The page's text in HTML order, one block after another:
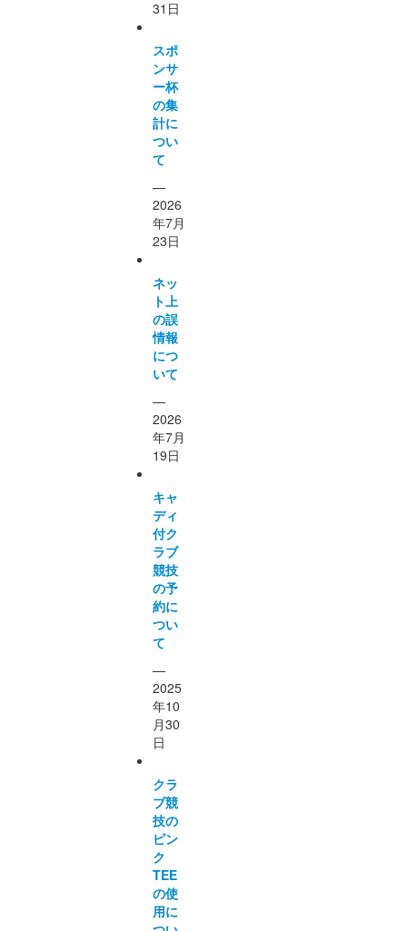
31日
スポ
ンサ
ー杯
の集
計に
つい
て
—
2026
年7月
23日
ネッ
ト上
の誤
情報
につ
いて
—
2026
年7月
19日
キャ
ディ
付ク
ラブ
競技
の予
約に
つい
て
—
2025
年10
月30
日
クラ
ブ競
技の
ピン
ク
TEE
の使
用に